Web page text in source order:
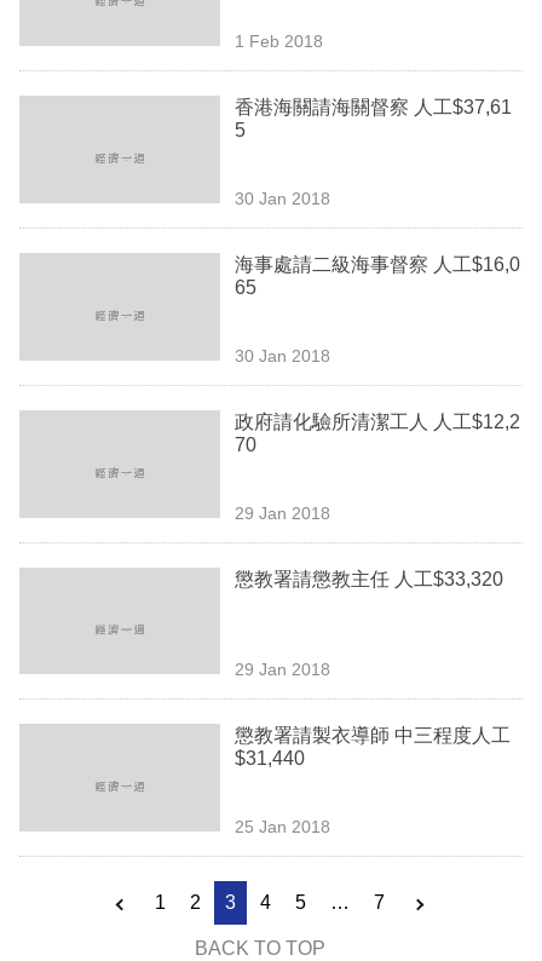
欄
區
1 Feb 2018
香港海關請海關督察 人工$37,61
5
30 Jan 2018
海事處請二級海事督察 人工$16,0
65
30 Jan 2018
政府請化驗所清潔工人 人工$12,2
70
29 Jan 2018
懲教署請懲教主任 人工$33,320
29 Jan 2018
懲教署請製衣導師 中三程度人工
$31,440
25 Jan 2018
1 2 3 4 5 … 7
BACK TO TOP